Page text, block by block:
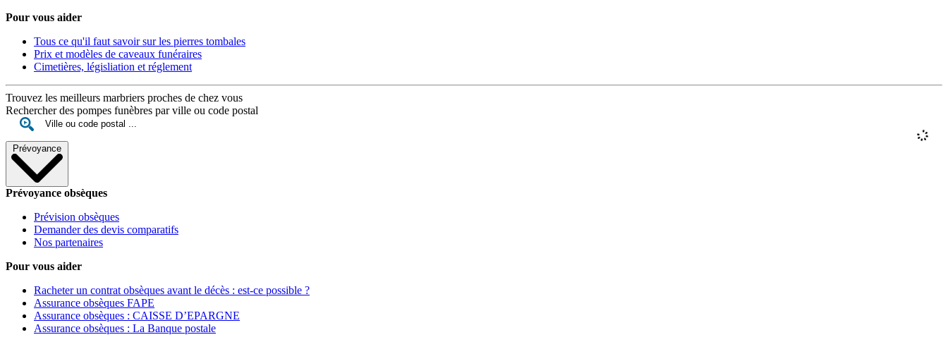
Pour vous aider
Tous ce qu'il faut savoir sur les pierres tombales
Prix et modèles de caveaux funéraires
Cimetières, législiation et réglement
Trouvez les meilleurs marbriers proches de chez vous
Rechercher des pompes funèbres par ville ou code postal
Prévoyance
Prévoyance obsèques
Prévision obsèques
Demander des devis comparatifs
Nos partenaires
Pour vous aider
Racheter un contrat obsèques avant le décès : est-ce possible ?
Assurance obsèques FAPE
Assurance obsèques : CAISSE D’EPARGNE
Assurance obsèques : La Banque postale